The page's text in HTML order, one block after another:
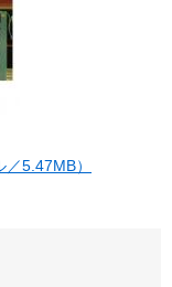
5.47MB）